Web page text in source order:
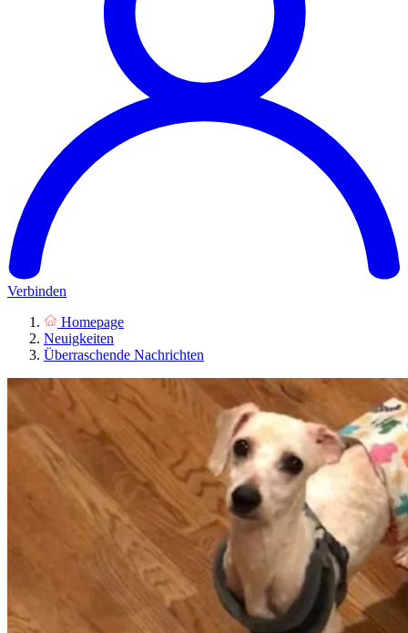
Verbinden
Homepage
Neuigkeiten
Überraschende Nachrichten